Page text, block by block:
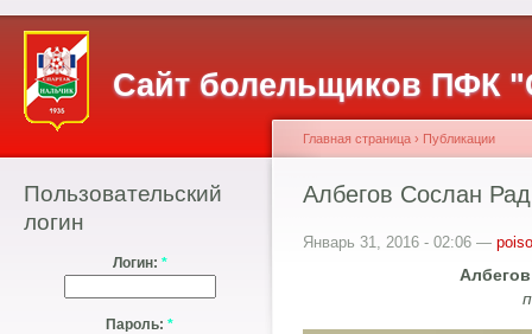
Сайт болельщиков ПФК
Пользовательский
логин
Логин: *
Пароль: *
Главная страница › Публикации
Албегов Сослан
Январь 31, 2016 - 02:06 —